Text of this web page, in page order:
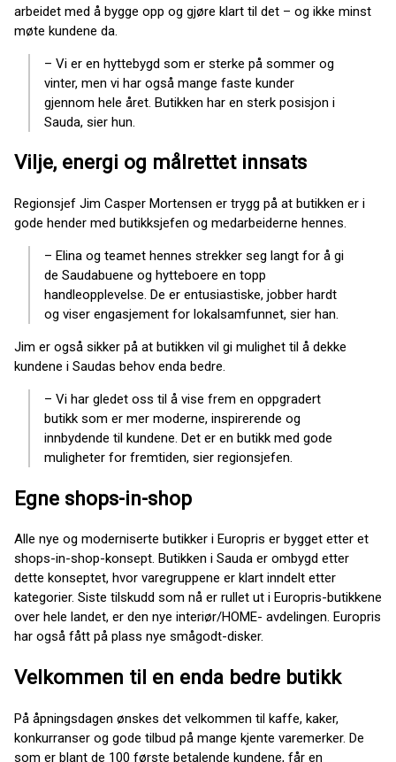
arbeidet med å bygge opp og gjøre klart til det – og ikke minst
møte kundene da.
– Vi er en hyttebygd som er sterke på sommer og
vinter, men vi har også mange faste kunder
gjennom hele året. Butikken har en sterk posisjon i
Sauda, sier hun.
Vilje, energi og målrettet innsats
Regionsjef Jim Casper Mortensen er trygg på at butikken er i
gode hender med butikksjefen og medarbeiderne hennes.
– Elina og teamet hennes strekker seg langt for å gi
de Saudabuene og hytteboere en topp
handleopplevelse. De er entusiastiske, jobber hardt
og viser engasjement for lokalsamfunnet, sier han.
Jim er også sikker på at butikken vil gi mulighet til å dekke
kundene i Saudas behov enda bedre.
– Vi har gledet oss til å vise frem en oppgradert
butikk som er mer moderne, inspirerende og
innbydende til kundene. Det er en butikk med gode
muligheter for fremtiden, sier regionsjefen.
Egne shops-in-shop
Alle nye og moderniserte butikker i Europris er bygget etter et
shops-in-shop-konsept. Butikken i Sauda er ombygd etter
dette konseptet, hvor varegruppene er klart inndelt etter
kategorier. Siste tilskudd som nå er rullet ut i Europris-butikkene
over hele landet, er den nye interiør/HOME- avdelingen. Europris
har også fått på plass nye smågodt-disker.
Velkommen til en enda bedre butikk
På åpningsdagen ønskes det velkommen til kaffe, kaker,
konkurranser og gode tilbud på mange kjente varemerker. De
som er blant de 100 første betalende kundene, får en